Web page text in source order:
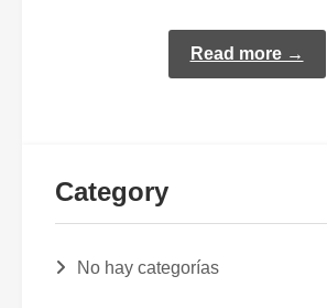
Read more →
Category
No hay categorías